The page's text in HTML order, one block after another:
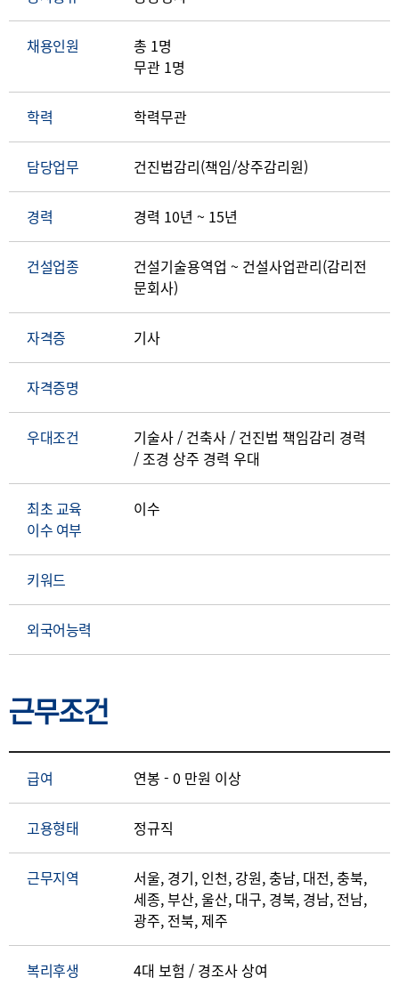
채용인원
총 1명
무관 1명
학력 학력무관
담당업무 건진법감리(책임/상주감리원)
경력 경력 10년 ~ 15년
건설업종
건설기술용역업 ~ 건설사업관리(감리전
문회사)
자격증 기사
자격증명
우대조건
기술사 / 건축사 / 건진법 책임감리 경력
/ 조경 상주 경력 우대
최초 교육
이수 여부
이수
키워드
외국어능력
근무조건
급여 연봉 - 0 만원 이상
고용형태 정규직
근무지역
서울, 경기, 인천, 강원, 충남, 대전, 충북,
세종, 부산, 울산, 대구, 경북, 경남, 전남,
광주, 전북, 제주
복리후생 4대 보험 / 경조사 상여